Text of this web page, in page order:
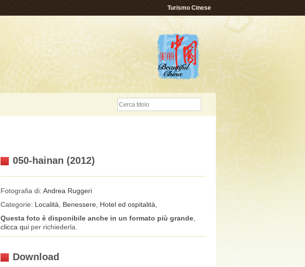
Turismo Cinese
050-hainan (2012)
Fotografia di: Andrea Ruggeri
Categorie: Località Benessere Hotel ed ospitalità
Questa foto è disponibile anche in un formato più grande
clicca qui per richiederla.
Download